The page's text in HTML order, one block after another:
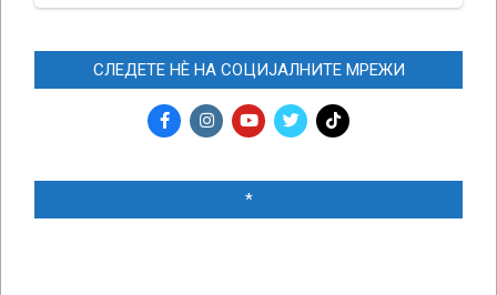
СЛЕДЕТЕ НЀ НА СОЦИЈАЛНИТЕ МРЕЖИ
*